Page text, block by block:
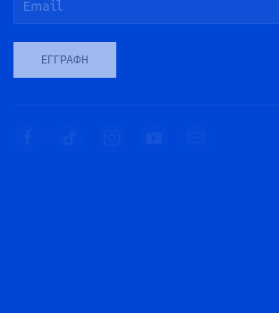
ΕΓΓΡΑΦΉ